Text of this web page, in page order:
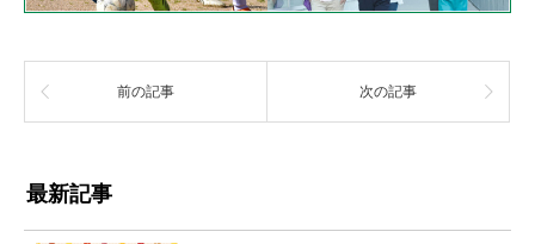
前の記事 次の記事
最新記事